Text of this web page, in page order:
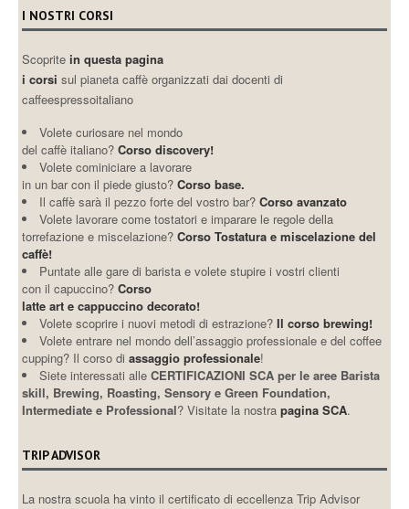
I NOSTRI CORSI
Scopritein questa pagina
i corsi sul pianeta caffè organizzati dai docenti di
caffeespressoitaliano
Volete curiosare nel mondo
del caffè italiano? Corso discovery!
Volete cominiciare a lavorare
in un bar con il piede giusto? Corso base.
Il caffè sarà il pezzo forte del vostro bar?Corso avanzato
Volete lavorare come tostatori e imparare le regole della
torrefazione e miscelazione?Corso Tostatura e miscelazione del
caffè!
Puntate alle gare di barista e volete stupire i vostri clienti
con il capuccino?Corso
latte art e cappuccino decorato!
Volete scoprire i nuovi metodi di estrazione?Il corso brewing!
Volete entrare nel mondo dell’assaggio professionale e del coffee
cupping? Il corso diassaggio professionale!
Siete interessati alleCERTIFICAZIONI SCA per le aree Barista
skill, Brewing, Roasting, Sensory e Green Foundation,
Intermediate e Professional? Visitate la nostrapagina SCA.
TRIP ADVISOR
La nostra scuola ha vinto il certificato di eccellenza Trip Advisor